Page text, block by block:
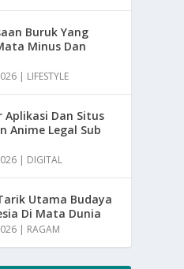
Buruk Yang
Minus Dan
| LIFESTYLE
Dan Situs
Anime Legal Sub
| DIGITAL
Utama Budaya
Di Mata Dunia
| RAGAM